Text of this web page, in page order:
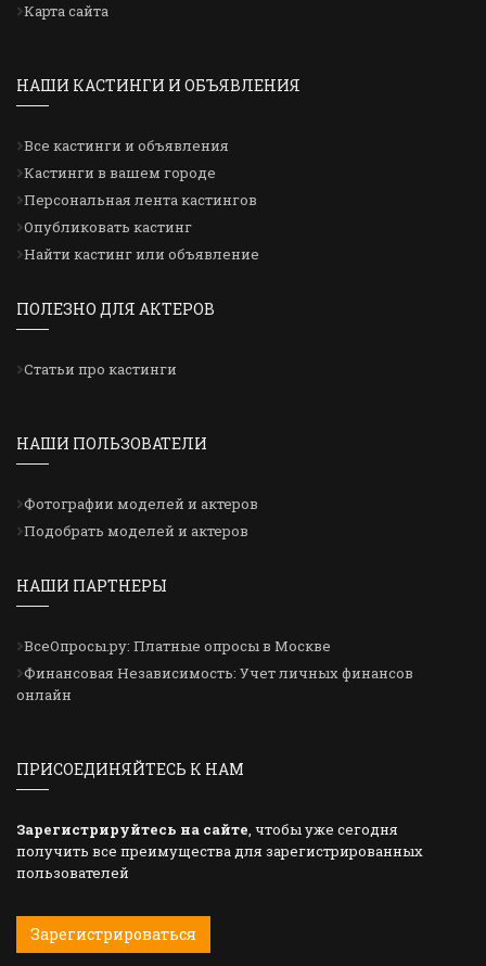
Карта сайта
НАШИ КАСТИНГИ И ОБЪЯВЛЕНИЯ
Все кастинги и объявления
Кастинги в вашем городе
Персональная лента кастингов
Опубликовать кастинг
Найти кастинг или объявление
ПОЛЕЗНО ДЛЯ АКТЕРОВ
Статьи про кастинги
НАШИ ПОЛЬЗОВАТЕЛИ
Фотографии моделей и актеров
Подобрать моделей и актеров
НАШИ ПАРТНЕРЫ
ВсеОпросы.ру: Платные опросы в Москве
Финансовая Независимость: Учет личных финансов
онлайн
ПРИСОЕДИНЯЙТЕСЬ К НАМ
Зарегистрируйтесь на сайте, чтобы уже сегодня
получить все преимущества для зарегистрированных
пользователей
Зарегистрироваться